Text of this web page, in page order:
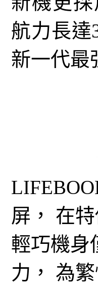
航力長達
新一代最
屏， 在
輕巧機身
力， 為